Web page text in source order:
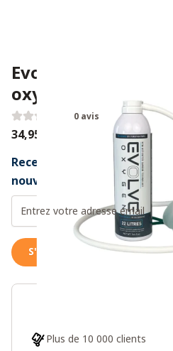
Evolve Oxygen 22L
oxygène
0 avis
34,95 €
Recevez un message dès
nouveau disponible
S'inscrire
Plus de 10 000 clients